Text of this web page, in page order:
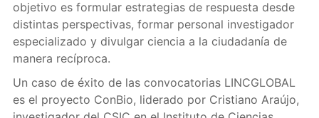
objetivo es formular estrategias de respuesta desde
distintas perspectivas, formar personal investigador
especializado y divulgar ciencia a la ciudadanía de
manera recíproca.
Un caso de éxito de las convocatorias LINCGLOBAL
es el proyecto ConBio, liderado por Cristiano Araújo,